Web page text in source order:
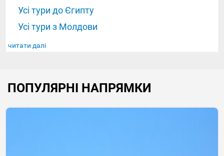
Усі тури до Єгипту
Усі тури з Молдови
читати далі
ПОПУЛЯРНІ НАПРЯМКИ